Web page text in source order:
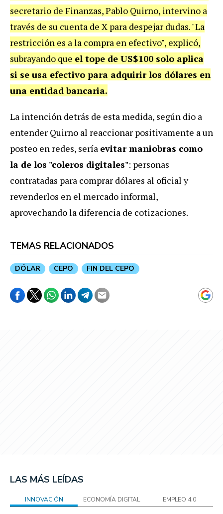
secretario de Finanzas, Pablo Quirno, intervino a
través de su cuenta de X para despejar dudas. "La
restricción es a la compra en efectivo", explicó,
subrayando que el tope de US$100 solo aplica
si se usa efectivo para adquirir los dólares en
una entidad bancaria.
La intención detrás de esta medida, según dio a
entender Quirno al reaccionar positivamente a un
posteo en redes, sería evitar maniobras como
la de los "coleros digitales": personas
contratadas para comprar dólares al oficial y
revenderlos en el mercado informal,
aprovechando la diferencia de cotizaciones.
TEMAS RELACIONADOS
DÓLAR CEPO FIN DEL CEPO
LAS MÁS LEÍDAS
INNOVACIÓN ECONOMÍA DIGITAL EMPLEO 4.0